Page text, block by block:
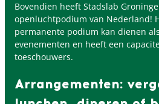
Bovendien heeft Stadslab
openluchtpodium van Nederland!
permanente podium kan dienen
evenementen en heeft een
toeschouwers.
Arrangementen: